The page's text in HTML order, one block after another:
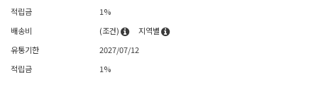
적립금
1%
배송비
(조건)
지역별
유통기한
2027/07/12
적립금
1%